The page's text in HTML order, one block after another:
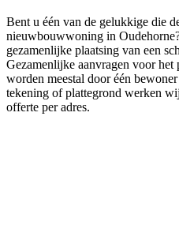
Bent u één van de gelukkige die
nieuwbouwwoning in
gezamenlijke plaatsing van een
Gezamenlijke aanvragen voor het
worden meestal door één
tekening of plattegrond werken
offerte per adres.